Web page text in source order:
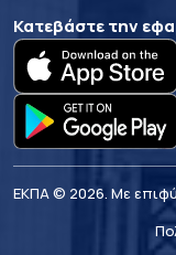
Κατεβάστε την
ΕΚΠΑ © 2026. Με